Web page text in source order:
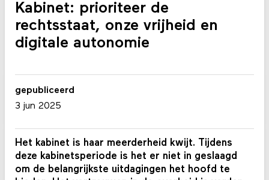
Kabinet: prioriteer de
rechtsstaat, onze vrijheid en
digitale autonomie
Het kabinet is haar meerderheid kwijt. Tijdens
deze kabinetsperiode is het er niet in geslaagd
om de belangrijkste uitdagingen het hoofd te
gepubliceerd
3 jun 2025